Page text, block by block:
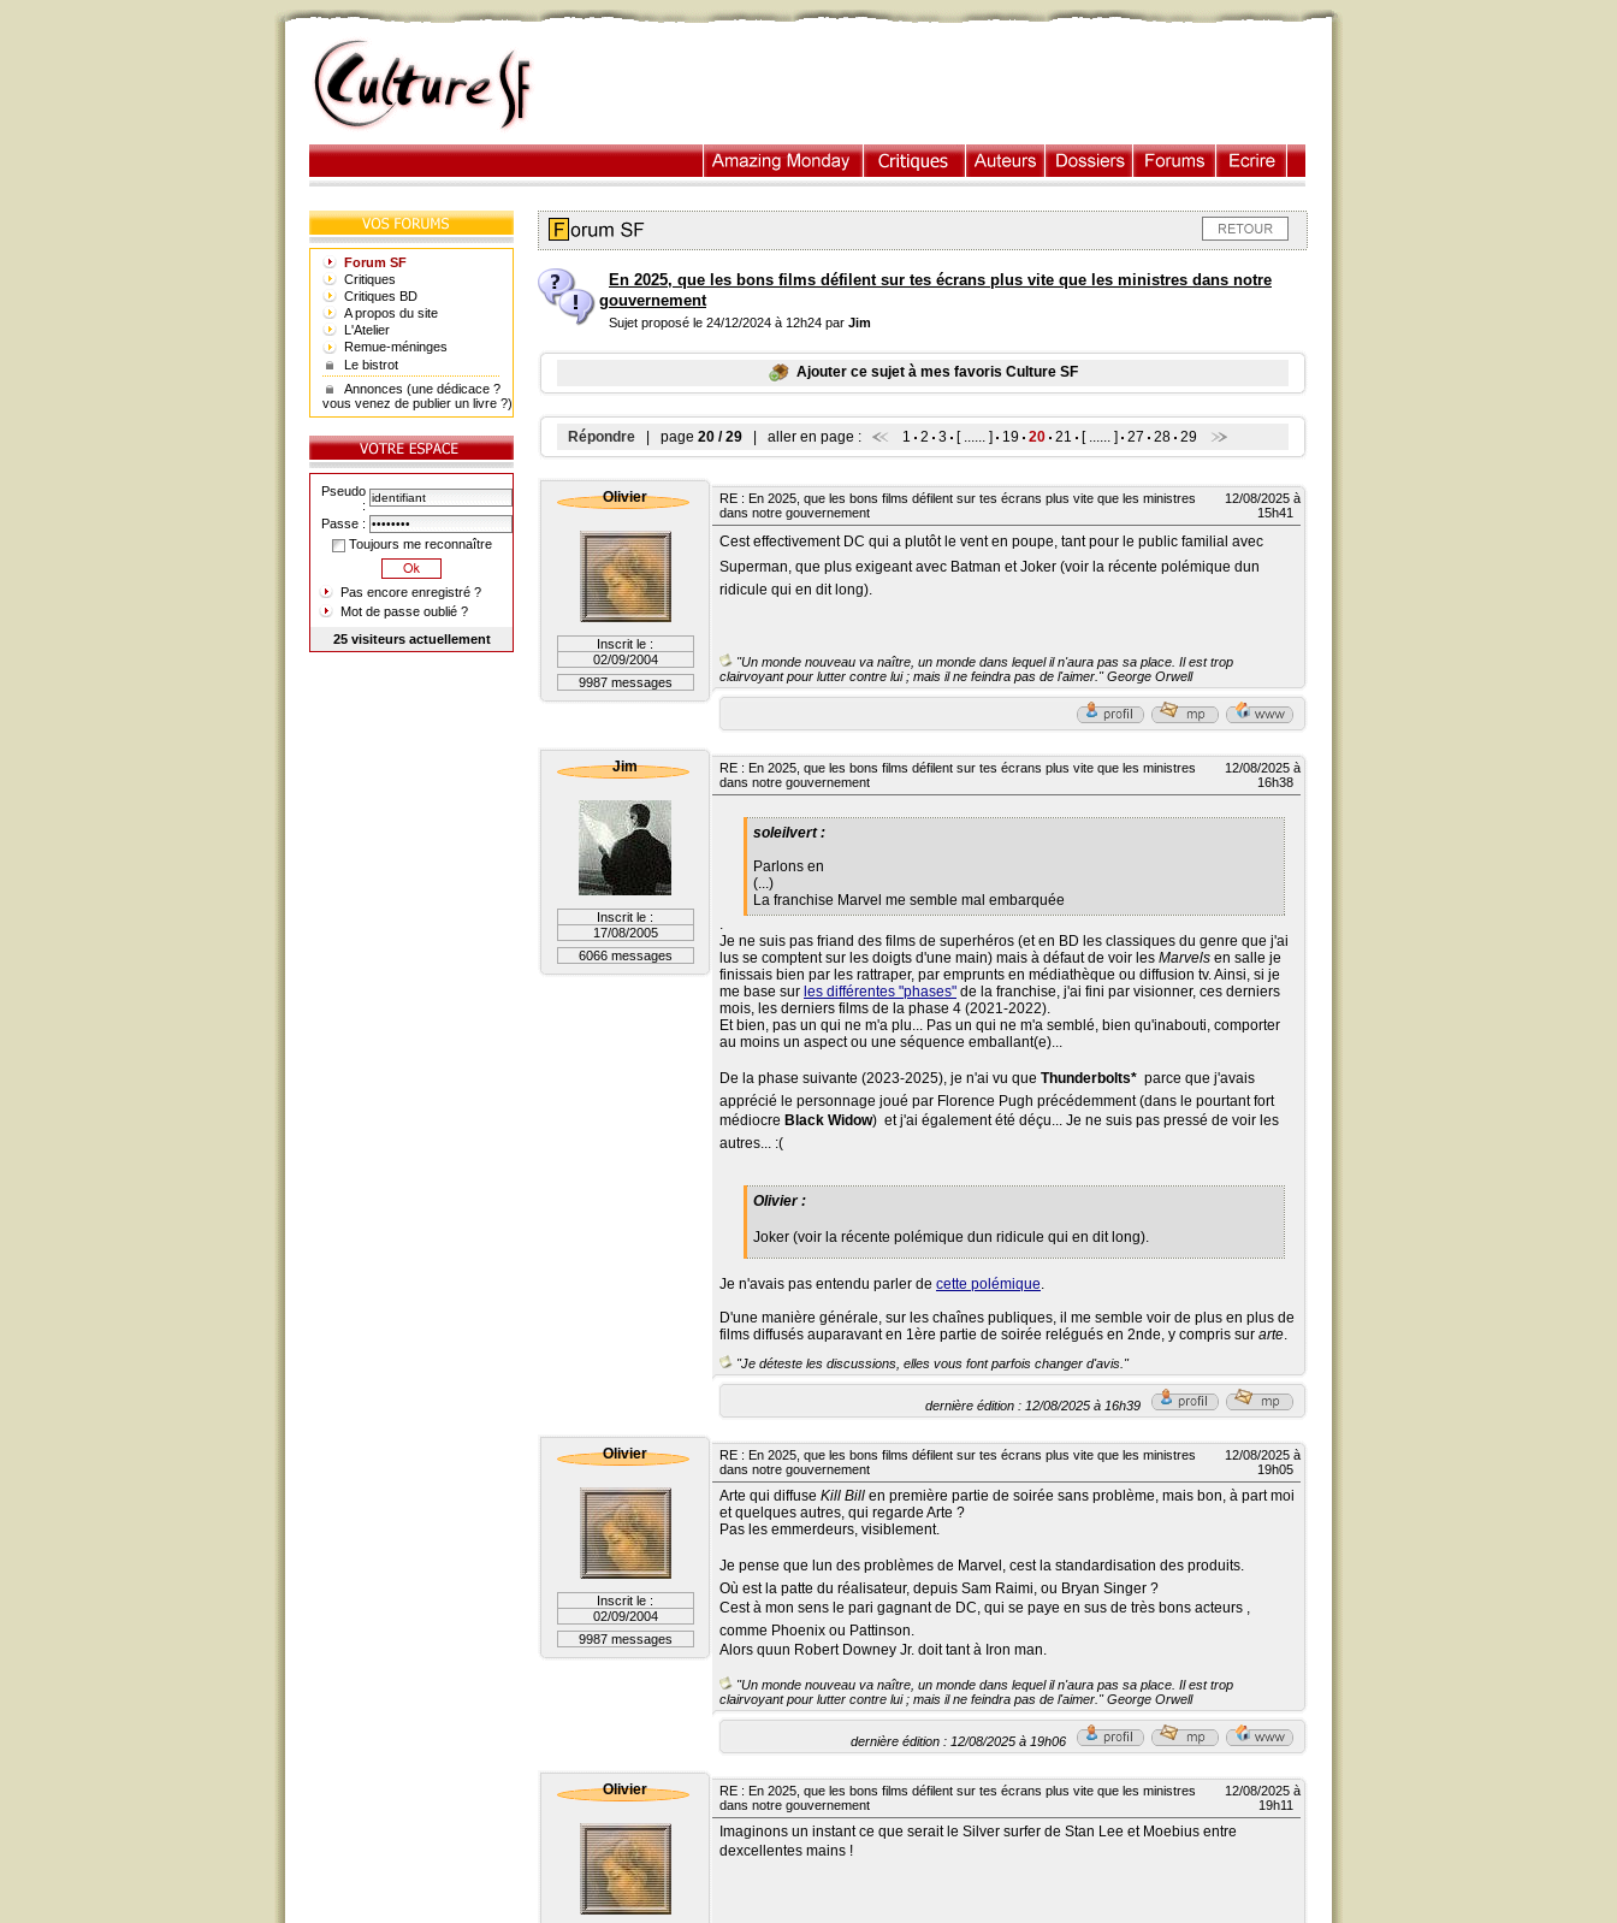
Forum SF
Critiques
Critiques BD
A propos du site
L'Atelier
Remue-méninges
Le bistrot
Annonces (une dédicace ?
vous venez de publier un livre ?)
Pseudo
:
Passe :
Toujours me reconnaître
Pas encore enregistré ?
Mot de passe oublié ?
25 visiteurs actuellement
En 2025, que les bons films défilent sur tes écrans plus vite que les ministres dans notre
gouvernement
Sujet proposé le 24/12/2024 à 12h24 par Jim
Ajouter ce sujet à mes favoris Culture SF
Répondre | page 20 / 29 | aller en page : 1 2 3 [ ...... ] 19 20 21 [ ...... ] 27 28 29
Olivier
Inscrit le :
02/09/2004
9987 messages
RE : En 2025, que les bons films défilent sur tes écrans plus vite que les ministres
dans notre gouvernement
12/08/2025 à
15h41
Cest effectivement DC qui a plutôt le vent en poupe, tant pour le public familial avec
Superman, que plus exigeant avec Batman et Joker (voir la récente polémique dun
ridicule qui en dit long).
"Un monde nouveau va naître, un monde dans lequel il n'aura pas sa place. Il est trop
clairvoyant pour lutter contre lui ; mais il ne feindra pas de l'aimer." George Orwell
Jim
Inscrit le :
17/08/2005
6066 messages
RE : En 2025, que les bons films défilent sur tes écrans plus vite que les ministres
dans notre gouvernement
12/08/2025 à
16h38
soleilvert :
Parlons en
(...)
La franchise Marvel me semble mal embarquée
.
Je ne suis pas friand des films de superhéros (et en BD les classiques du genre que j'ai
lus se comptent sur les doigts d'une main) mais à défaut de voir les Marvels en salle je
finissais bien par les rattraper, par emprunts en médiathèque ou diffusion tv. Ainsi, si je
me base sur les différentes "phases" de la franchise, j'ai fini par visionner, ces derniers
mois, les derniers films de la phase 4 (2021-2022).
Et bien, pas un qui ne m'a plu... Pas un qui ne m'a semblé, bien qu'inabouti, comporter
au moins un aspect ou une séquence emballant(e)...
De la phase suivante (2023-2025), je n'ai vu que Thunderbolts*  parce que j'avais
apprécié le personnage joué par Florence Pugh précédemment (dans le pourtant fort
médiocre Black Widow)  et j'ai également été déçu... Je ne suis pas pressé de voir les
autres... :(
Olivier :
Joker (voir la récente polémique dun ridicule qui en dit long).
Je n'avais pas entendu parler de cette polémique.
D'une manière générale, sur les chaînes publiques, il me semble voir de plus en plus de
films diffusés auparavant en 1ère partie de soirée relégués en 2nde, y compris sur arte.
"Je déteste les discussions, elles vous font parfois changer d'avis."
dernière édition : 12/08/2025 à 16h39
Olivier
Inscrit le :
02/09/2004
9987 messages
RE : En 2025, que les bons films défilent sur tes écrans plus vite que les ministres
dans notre gouvernement
12/08/2025 à
19h05
Arte qui diffuse Kill Bill en première partie de soirée sans problème, mais bon, à part moi
et quelques autres, qui regarde Arte ?
Pas les emmerdeurs, visiblement.
Je pense que lun des problèmes de Marvel, cest la standardisation des produits.
Où est la patte du réalisateur, depuis Sam Raimi, ou Bryan Singer ?
Cest à mon sens le pari gagnant de DC, qui se paye en sus de très bons acteurs ,
comme Phoenix ou Pattinson.
Alors quun Robert Downey Jr. doit tant à Iron man.
"Un monde nouveau va naître, un monde dans lequel il n'aura pas sa place. Il est trop
clairvoyant pour lutter contre lui ; mais il ne feindra pas de l'aimer." George Orwell
dernière édition : 12/08/2025 à 19h06
Olivier
RE : En 2025, que les bons films défilent sur tes écrans plus vite que les ministres
dans notre gouvernement
12/08/2025 à
19h11
Imaginons un instant ce que serait le Silver surfer de Stan Lee et Moebius entre
dexcellentes mains !